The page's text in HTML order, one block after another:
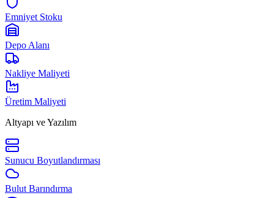
Emniyet Stoku
Depo Alanı
Nakliye Maliyeti
Üretim Maliyeti
Altyapı ve Yazılım
Sunucu Boyutlandırması
Bulut Barındırma